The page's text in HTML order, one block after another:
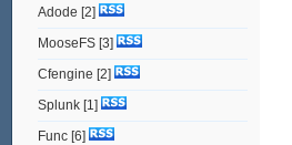
Adode [2]
MooseFS[3]
Cfengine [2]
Splunk[1]
Func[6]